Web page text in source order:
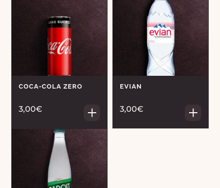
COCA-COLA ZERO
3,00€
EVIAN
3,00€